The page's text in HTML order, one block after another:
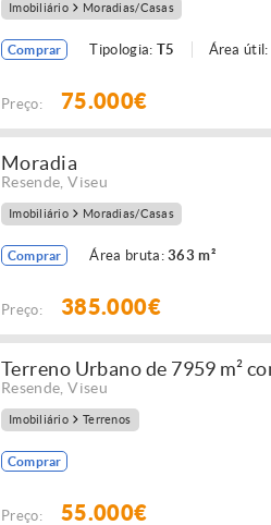
Imobiliário Moradias/Casas
Comprar Tipologia: T5 Área útil:
Preço: 75.000€
Moradia
Resende ,Viseu
Imobiliário Moradias/Casas
Comprar Área bruta:363 m²
Preço: 385.000€
Terreno Urbano de 7959 m²
Resende ,Viseu
Imobiliário Terrenos
Comprar
Preço: 55.000€